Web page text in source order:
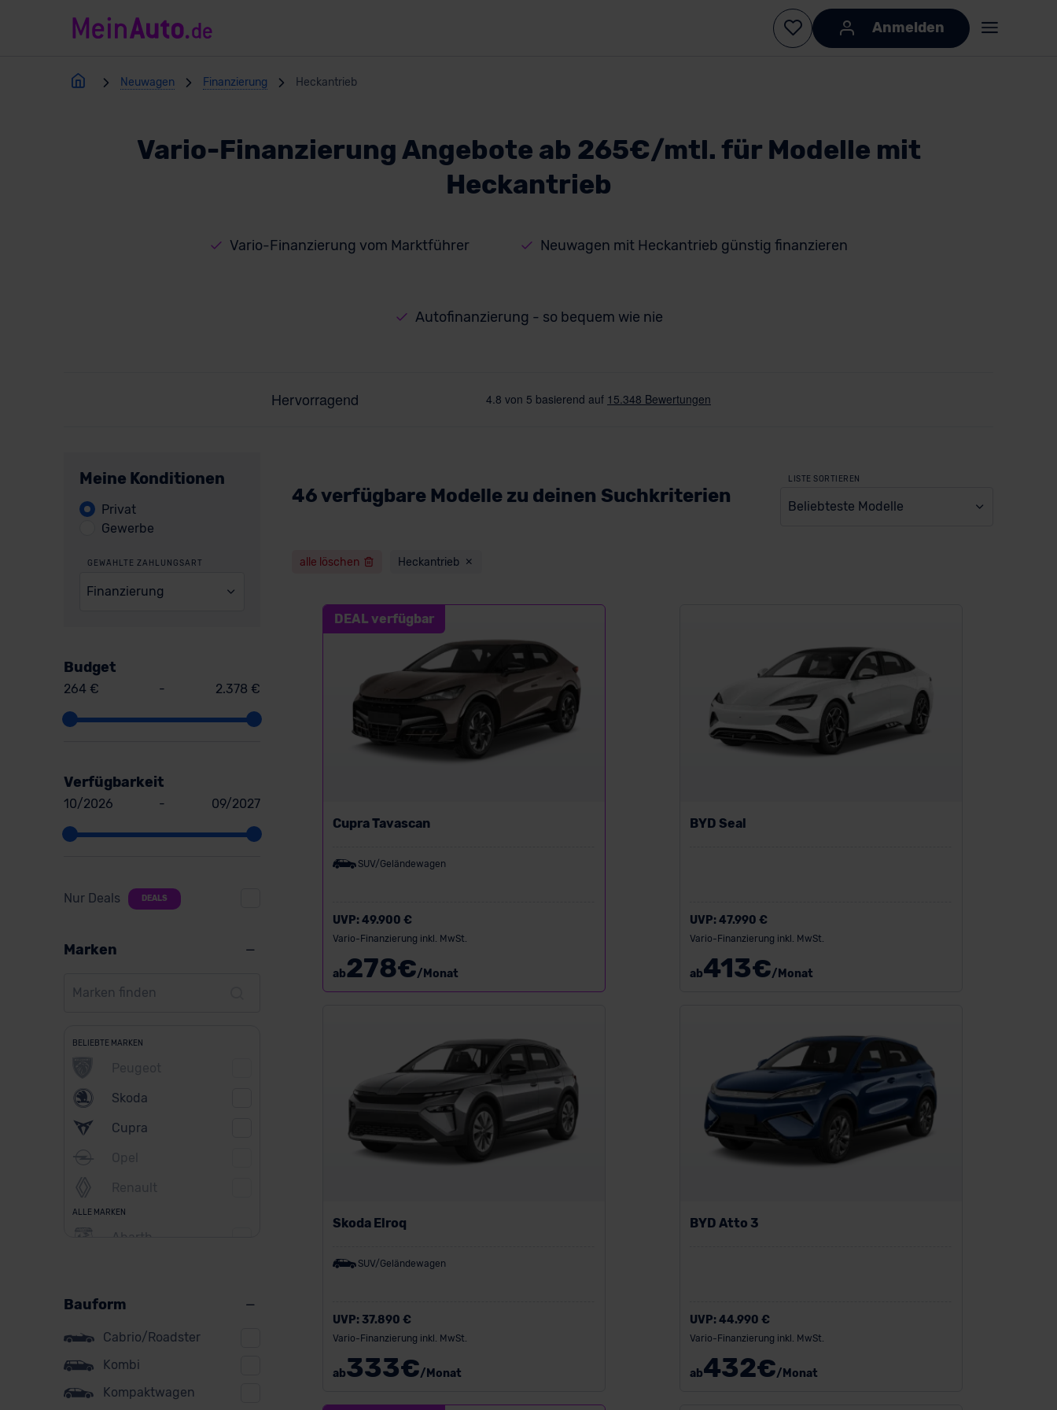
Anmelden
Neuwagen Finanzierung Heckantrieb
Vario-Finanzierung Angebote ab 265€/mtl. für Modelle mit
Heckantrieb
Vario-Finanzierung vom Marktführer Neuwagen mit Heckantrieb günstig finanzieren
Autofinanzierung - so bequem wie nie
Meine Konditionen
Privat
Gewerbe
GEWÄHLTE ZAHLUNGSART
Finanzierung
Budget
264 € - 2.378 €
Verfügbarkeit
10/2026 - 09/2027
Nur Deals DEALS
Marken
BELIEBTE MARKEN
Peugeot
Skoda
Cupra
Opel
Renault
ALLE MARKEN
Abarth
BMW
BYD
Bauform
Cabrio/Roadster
Kombi
Kompaktwagen
46 verfügbare Modelle zu deinen Suchkriterien
LISTE SORTIEREN
Beliebteste Modelle
alle löschen Heckantrieb
DEAL verfügbar
Cupra Tavascan
SUV/Geländewagen
UVP: 49.900 €
Vario-Finanzierung inkl. MwSt.
ab278€/Monat
BYD Seal
UVP:47.990 €
Vario-Finanzierung inkl. MwSt.
ab413€/Monat
Skoda Elroq
SUV/Geländewagen
UVP: 37.890 €
Vario-Finanzierung inkl. MwSt.
ab333€/Monat
BYD Atto 3
UVP:44.990 €
Vario-Finanzierung inkl. MwSt.
ab432€/Monat